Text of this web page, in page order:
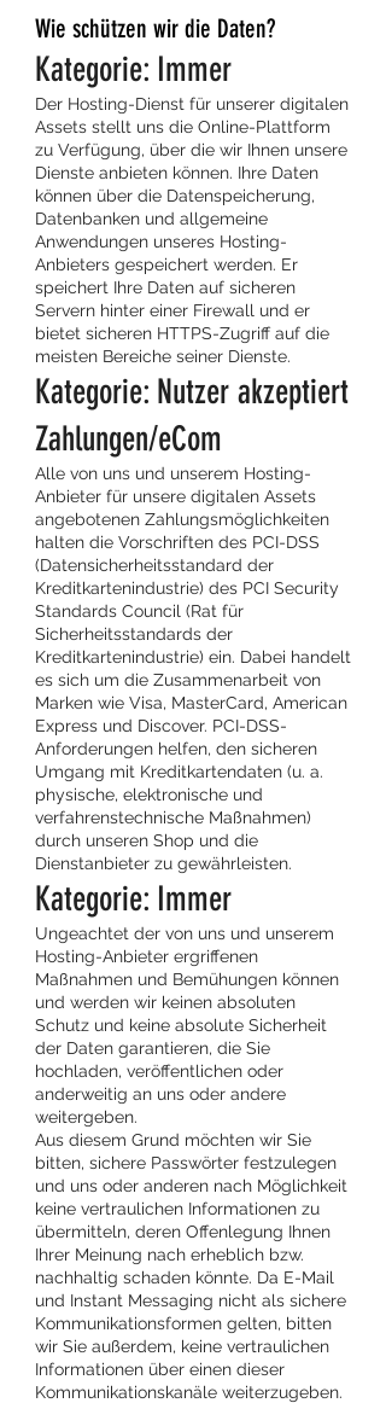
Wie schützen wir die Daten?
Kategorie: Immer
Der Hosting-Dienst für unserer digitalen
Assets stellt uns die Online-Plattform
zu Verfügung, über die wir Ihnen unsere
Dienste anbieten können. Ihre Daten
können über die Datenspeicherung,
Datenbanken und allgemeine
Anwendungen unseres Hosting-
Anbieters gespeichert werden. Er
speichert Ihre Daten auf sicheren
Servern hinter einer Firewall und er
bietet sicheren HTTPS-Zugriff auf die
meisten Bereiche seiner Dienste.
Kategorie: Nutzer akzeptiert
Zahlungen/eCom
Alle von uns und unserem Hosting-
Anbieter für unsere digitalen Assets
angebotenen Zahlungsmöglichkeiten
halten die Vorschriften des PCI-DSS
(Datensicherheitsstandard der
Kreditkartenindustrie) des PCI Security
Standards Council (Rat für
Sicherheitsstandards der
Kreditkartenindustrie) ein. Dabei handelt
es sich um die Zusammenarbeit von
Marken wie Visa, MasterCard, American
Express und Discover. PCI-DSS-
Anforderungen helfen, den sicheren
Umgang mit Kreditkartendaten (u. a.
physische, elektronische und
verfahrenstechnische Maßnahmen)
durch unseren Shop und die
Dienstanbieter zu gewährleisten.
Kategorie: Immer
Ungeachtet der von uns und unserem
Hosting-Anbieter ergriffenen
Maßnahmen und Bemühungen können
und werden wir keinen absoluten
Schutz und keine absolute Sicherheit
der Daten garantieren, die Sie
hochladen, veröffentlichen oder
anderweitig an uns oder andere
weitergeben.
Aus diesem Grund möchten wir Sie
bitten, sichere Passwörter festzulegen
und uns oder anderen nach Möglichkeit
keine vertraulichen Informationen zu
übermitteln, deren Offenlegung Ihnen
Ihrer Meinung nach erheblich bzw.
nachhaltig schaden könnte. Da E-Mail
und Instant Messaging nicht als sichere
Kommunikationsformen gelten, bitten
wir Sie außerdem, keine vertraulichen
Informationen über einen dieser
Kommunikationskanäle weiterzugeben.